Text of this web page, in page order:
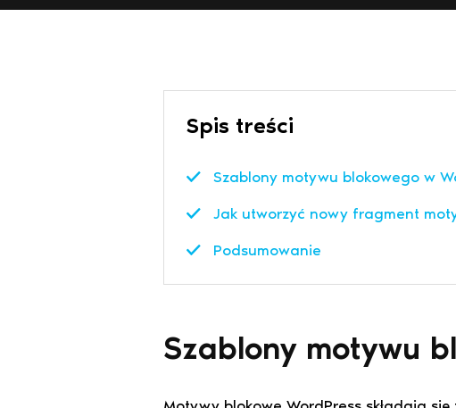
Spis treści
Szablony motywu blokowego w
Jak utworzyć nowy fragment
Podsumowanie
Szablony motywu